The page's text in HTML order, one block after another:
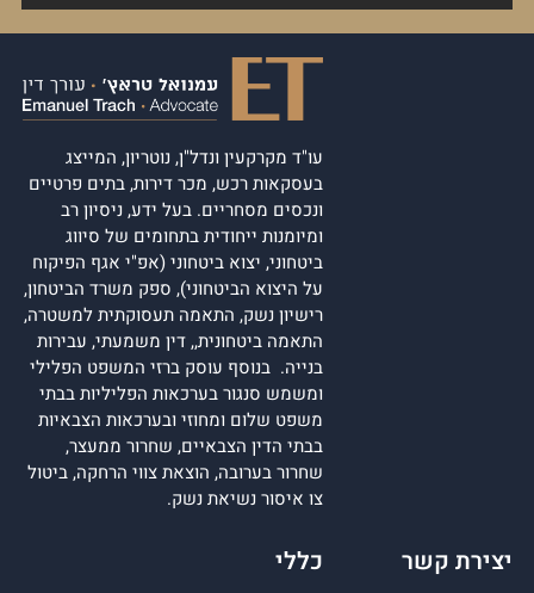
עו"ד מקרקעין ונדל"ן, נוטריון, המייצג
בעסקאות רכש, מכר דירות, בתים פרטיים
ונכסים מסחריים. בעל ידע, ניסיון רב
ומיומנות ייחודית בתחומים של סיווג
ביטחוני, יצוא ביטחוני (אפ"י אגף הפיקוח
על היצוא הביטחוני), ספק משרד הביטחון,
רישיון נשק, התאמה תעסוקתית למשטרה,
התאמה ביטחונית,, דין משמעתי, עבירות
בנייה. בנוסף עוסק ברזי המשפט הפלילי
ומשמש סנגור בערכאות הפליליות בבתי
משפט שלום ומחוזי ובערכאות הצבאיות
בבתי הדין הצבאיים, שחרור ממעצר,
שחרור בערובה, הוצאת צווי הרחקה, ביטול
צו איסור נשיאת נשק.
יצירת קשר כללי